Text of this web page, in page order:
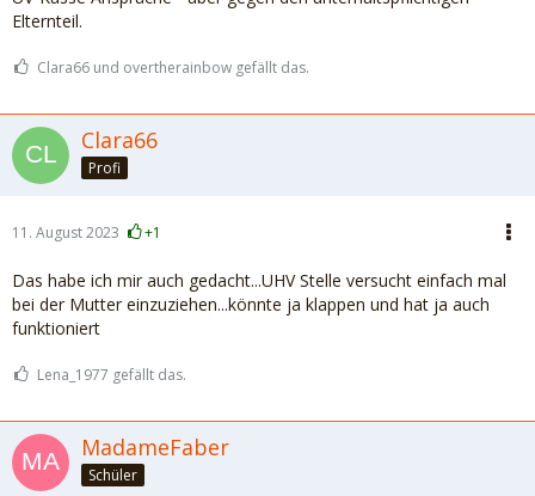
Elternteil.
Clara66 und overtherainbow gefällt das.
Clara66
Profi
11. August 2023 +1
Das habe ich mir auch gedacht...UHV Stelle versucht einfach mal
bei der Mutter einzuziehen...könnte ja klappen und hat ja auch
funktioniert
Lena_1977 gefällt das.
MadameFaber
Schüler